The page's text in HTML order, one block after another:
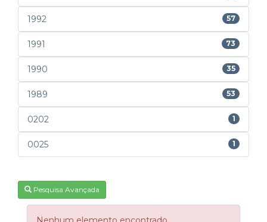
1992 57
1991 73
1990 35
1989 53
0202 1
0025 1
Pesquisa Avançada